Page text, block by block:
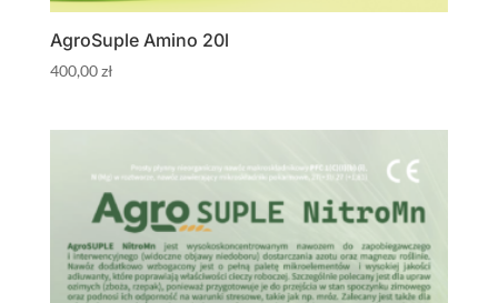
AgroSuple Amino 20l
400,00zł